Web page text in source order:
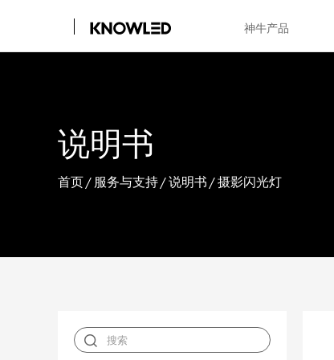
神牛产品
说明书
首页/服务与支持/说明书/摄影闪光灯